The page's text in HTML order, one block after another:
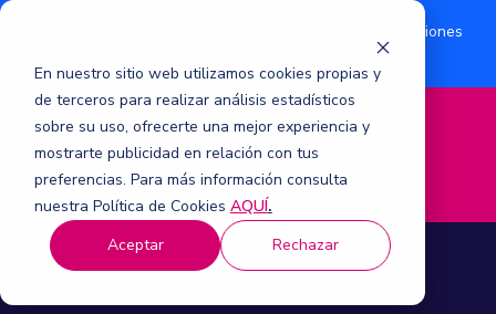
En nuestro sitio web utilizamos cookies propias y
de terceros para realizar análisis estadísticos
sobre su uso, ofrecerte una mejor experiencia y
mostrarte publicidad en relación con tus
preferencias. Para más información consulta
nuestra Política de Cookies AQUÍ.
Aceptar
Rechazar
¿Eres accionista? Conoce acerca de la suscripción de acciones
M
e
n